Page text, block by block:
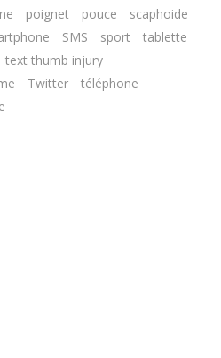
poignet pouce
scaphoide
SMS sport
tablette
text thumb injury
Twitter
téléphone